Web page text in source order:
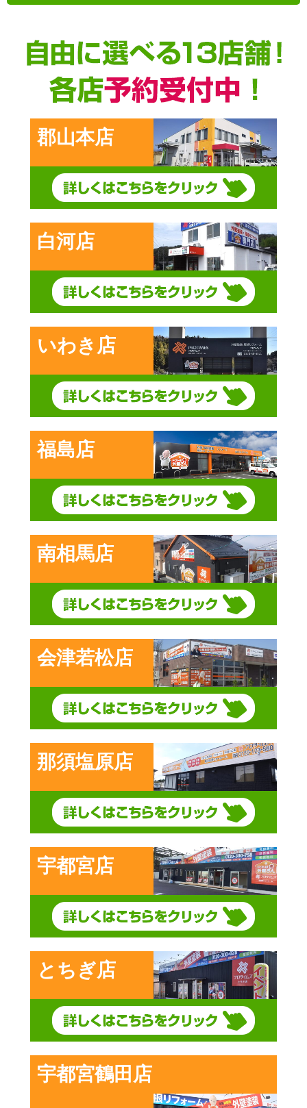
郡山本店
白河店
いわき店
福島店
南相馬店
会津若松店
那須塩原店
宇都宮店
とちぎ店
宇都宮鶴田店